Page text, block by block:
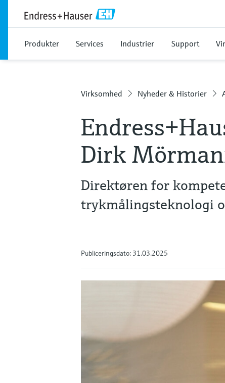
Produkter Services Industrier Support
Virksomhed Nyheder & Historier
Dirk
Direktøren for
trykmålingsteknologi
Publiceringsdato: 31.03.2025